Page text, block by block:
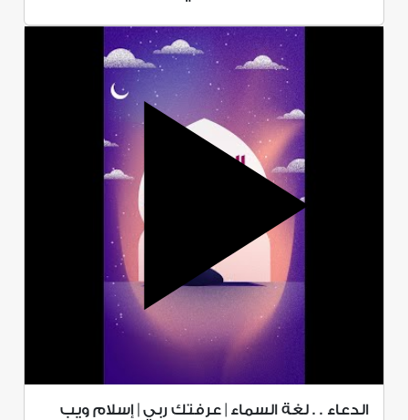
الدعاء . . لغة السماء | عرفتك ربي | إسلام ويب